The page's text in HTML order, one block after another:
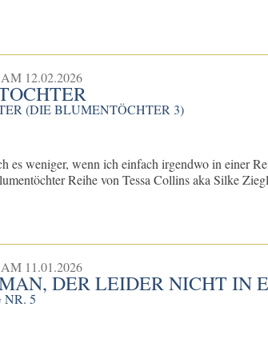
12.02.2026
(DIE BLUMENTÖCHTER 3)
es weniger, wenn ich einfach irgendwo in einer
Reihe von Tessa Collins aka Silke
11.01.2026
DER LEIDER NICHT IN
5